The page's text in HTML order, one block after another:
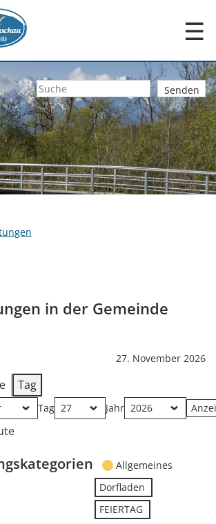
☰
in der Gemeinde
27. November 2026
Tag
Tag Jahr
Allgemeines
Dorfladen
FEIERTAG